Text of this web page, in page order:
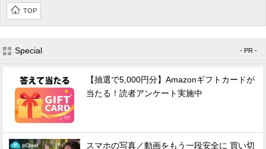
TOP
Special - PR -
【抽選で5,000円分】Amazonギフトカードが
当たる！読者アンケート実施中
スマホの写真／動画をもう一段安全に 買い切